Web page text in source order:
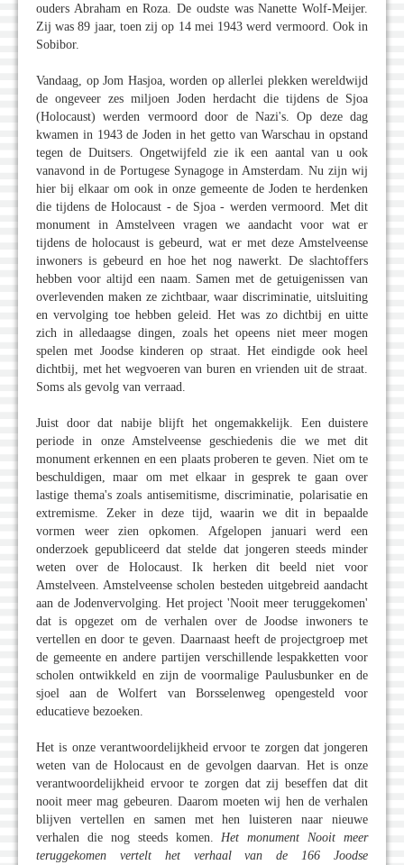
ouders Abraham en Roza. De oudste was Nanette Wolf-Meijer.
Zij was 89 jaar, toen zij op 14 mei 1943 werd vermoord. Ook in
Sobibor.
Vandaag, op Jom Hasjoa, worden op allerlei plekken wereldwijd
de ongeveer zes miljoen Joden herdacht die tijdens de Sjoa
(Holocaust) werden vermoord door de Nazi's. Op deze dag
kwamen in 1943 de Joden in het getto van Warschau in opstand
tegen de Duitsers. Ongetwijfeld zie ik een aantal van u ook
vanavond in de Portugese Synagoge in Amsterdam. Nu zijn wij
hier bij elkaar om ook in onze gemeente de Joden te herdenken
die tijdens de Holocaust - de Sjoa - werden vermoord. Met dit
monument in Amstelveen vragen we aandacht voor wat er
tijdens de holocaust is gebeurd, wat er met deze Amstelveense
inwoners is gebeurd en hoe het nog nawerkt. De slachtoffers
hebben voor altijd een naam. Samen met de getuigenissen van
overlevenden maken ze zichtbaar, waar discriminatie, uitsluiting
en vervolging toe hebben geleid. Het was zo dichtbij en uitte
zich in alledaagse dingen, zoals het opeens niet meer mogen
spelen met Joodse kinderen op straat. Het eindigde ook heel
dichtbij, met het wegvoeren van buren en vrienden uit de straat.
Soms als gevolg van verraad.
Juist door dat nabije blijft het ongemakkelijk. Een duistere
periode in onze Amstelveense geschiedenis die we met dit
monument erkennen en een plaats proberen te geven. Niet om te
beschuldigen, maar om met elkaar in gesprek te gaan over
lastige thema's zoals antisemitisme, discriminatie, polarisatie en
extremisme. Zeker in deze tijd, waarin we dit in bepaalde
vormen weer zien opkomen. Afgelopen januari werd een
onderzoek gepubliceerd dat stelde dat jongeren steeds minder
weten over de Holocaust. Ik herken dit beeld niet voor
Amstelveen. Amstelveense scholen besteden uitgebreid aandacht
aan de Jodenvervolging. Het project 'Nooit meer teruggekomen'
dat is opgezet om de verhalen over de Joodse inwoners te
vertellen en door te geven. Daarnaast heeft de projectgroep met
de gemeente en andere partijen verschillende lespakketten voor
scholen ontwikkeld en zijn de voormalige Paulusbunker en de
sjoel aan de Wolfert van Borsselenweg opengesteld voor
educatieve bezoeken.
Het is onze verantwoordelijkheid ervoor te zorgen dat jongeren
weten van de Holocaust en de gevolgen daarvan. Het is onze
verantwoordelijkheid ervoor te zorgen dat zij beseffen dat dit
nooit meer mag gebeuren. Daarom moeten wij hen de verhalen
blijven vertellen en samen met hen luisteren naar nieuwe
verhalen die nog steeds komen. Het monument Nooit meer
teruggekomen vertelt het verhaal van de 166 Joodse